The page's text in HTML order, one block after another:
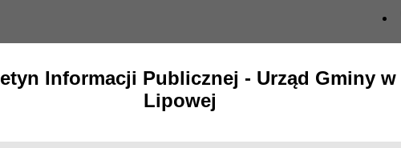
Informacji Publicznej - Urząd Gminy w
Lipowej